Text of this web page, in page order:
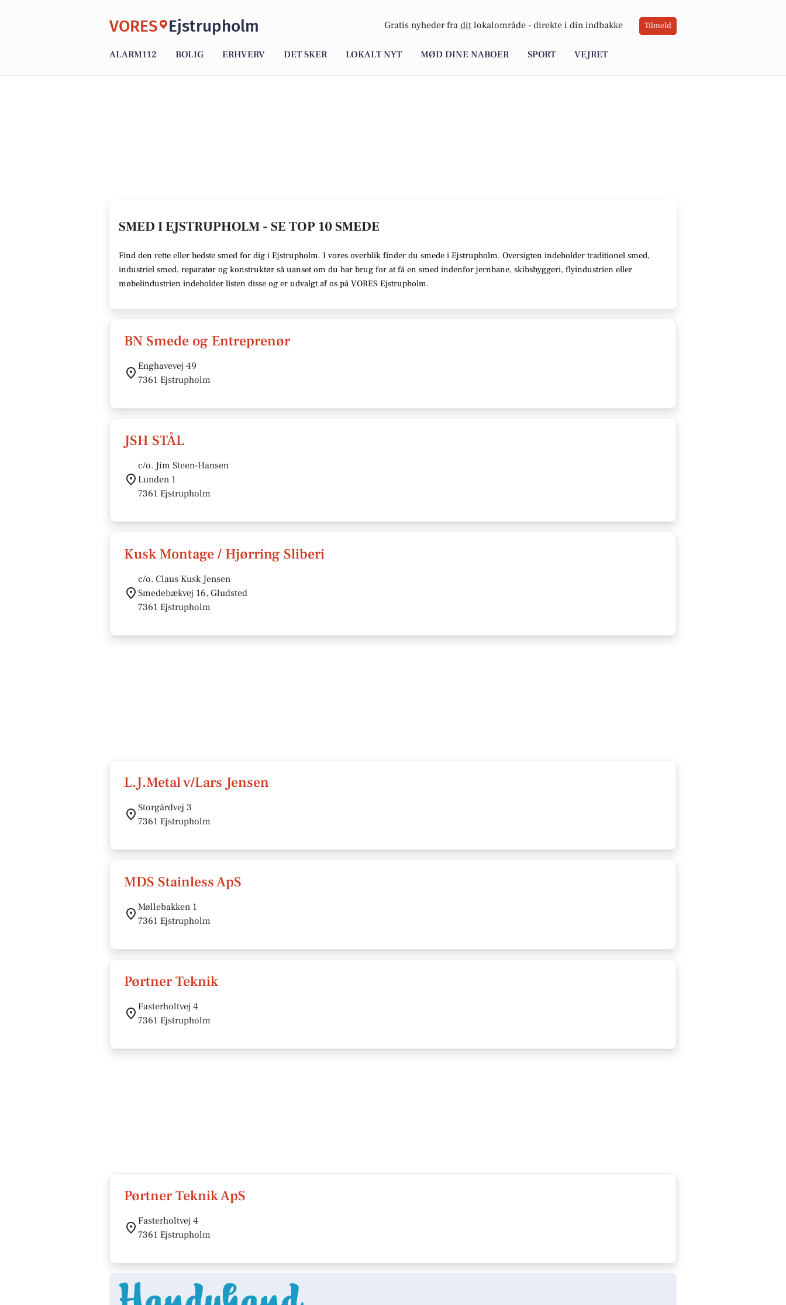
VORES Ejstrupholm Gratis nyheder fra dit lokalområde - direkte i din indbakke Tilmeld
ALARM112 BOLIG ERHVERV DET SKER LOKALT NYT MØD DINE NABOER SPORT VEJRET
SMED I EJSTRUPHOLM - SE TOP 10 SMEDE
Find den rette eller bedste smed for dig i Ejstrupholm. I vores overblik finder du smede i Ejstrupholm. Oversigten indeholder traditionel smed,
industriel smed, reparatør og konstruktør så uanset om du har brug for at få en smed indenfor jernbane, skibsbyggeri, flyindustrien eller
møbelindustrien indeholder listen disse og er udvalgt af os på VORES Ejstrupholm.
BN Smede og Entreprenør
Enghavevej 49
7361 Ejstrupholm
JSH STÅL
c/o. Jim Steen-Hansen
Lunden 1
7361 Ejstrupholm
Kusk Montage / Hjørring Sliberi
c/o. Claus Kusk Jensen
Smedebækvej 16, Gludsted
7361 Ejstrupholm
L.J.Metal v/Lars Jensen
Storgårdvej 3
7361 Ejstrupholm
MDS Stainless ApS
Møllebakken 1
7361 Ejstrupholm
Pørtner Teknik
Fasterholtvej 4
7361 Ejstrupholm
Pørtner Teknik ApS
Fasterholtvej 4
7361 Ejstrupholm